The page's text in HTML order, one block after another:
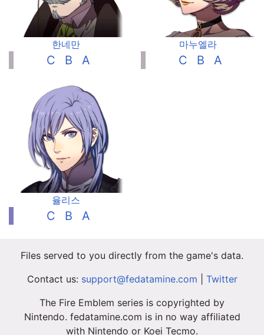
한네만
C B A
마누엘라
C B A
율리스
C B A
Files served to you directly from the game's data.
Contact us: support@fedatamine.com
Twitter
The Fire Emblem series is copyrighted by
Nintendo. fedatamine.com is in no way affiliated
with Nintendo or Koei Tecmo.